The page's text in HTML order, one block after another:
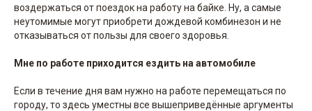
воздержаться от поездок на работу на байке. Ну, а самые
неутомимые могут приобрети дождевой комбинезон и не
отказываться от пользы для своего здоровья.
Мне по работе приходится ездить на автомобиле
Если в течение дня вам нужно на работе перемещаться по
городу, то здесь уместны все вышеприведённые аргументы